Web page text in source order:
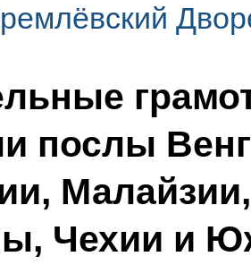
послы
Чехии и